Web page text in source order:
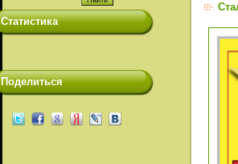
Статистика
Поделиться